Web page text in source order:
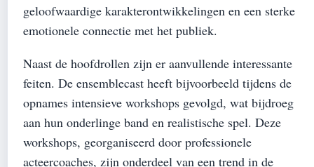
geloofwaardige karakterontwikkelingen en een sterke
emotionele connectie met het publiek.
Naast de hoofdrollen zijn er aanvullende interessante
feiten. De ensemblecast heeft bijvoorbeeld tijdens de
opnames intensieve workshops gevolgd, wat bijdroeg
aan hun onderlinge band en realistische spel. Deze
workshops, georganiseerd door professionele
acteercoaches, zijn onderdeel van een trend in de